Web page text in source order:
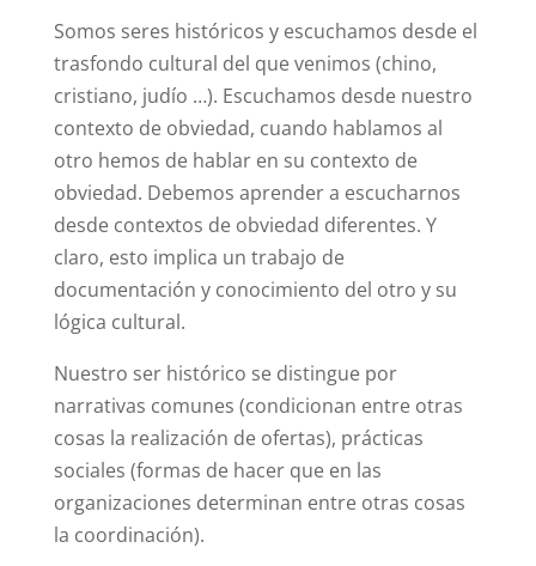
Somos seres históricos y escuchamos desde el
trasfondo cultural del que venimos (chino,
cristiano, judío …). Escuchamos desde nuestro
contexto de obviedad, cuando hablamos al
otro hemos de hablar en su contexto de
obviedad. Debemos aprender a escucharnos
desde contextos de obviedad diferentes. Y
claro, esto implica un trabajo de
documentación y conocimiento del otro y su
lógica cultural.
Nuestro ser histórico se distingue por
narrativas comunes (condicionan entre otras
cosas la realización de ofertas), prácticas
sociales (formas de hacer que en las
organizaciones determinan entre otras cosas
la coordinación).